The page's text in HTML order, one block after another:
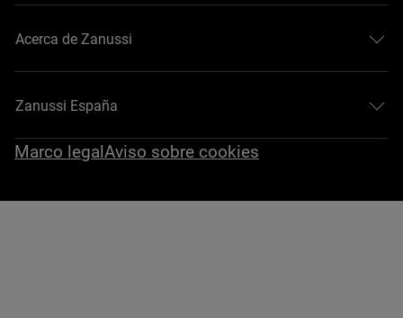
Acerca de Zanussi
Zanussi España
Marco legalAviso sobre cookies